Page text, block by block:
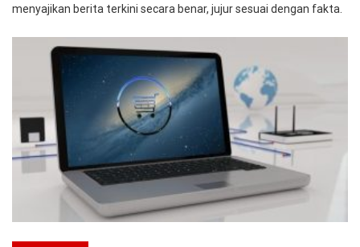
menyajikan berita terkini secara benar, jujur sesuai dengan fakta.